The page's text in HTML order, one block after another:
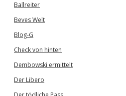
Ballreiter
Beves Welt
Blog-G
Check von hinten
Dembowski ermittelt
Der Libero